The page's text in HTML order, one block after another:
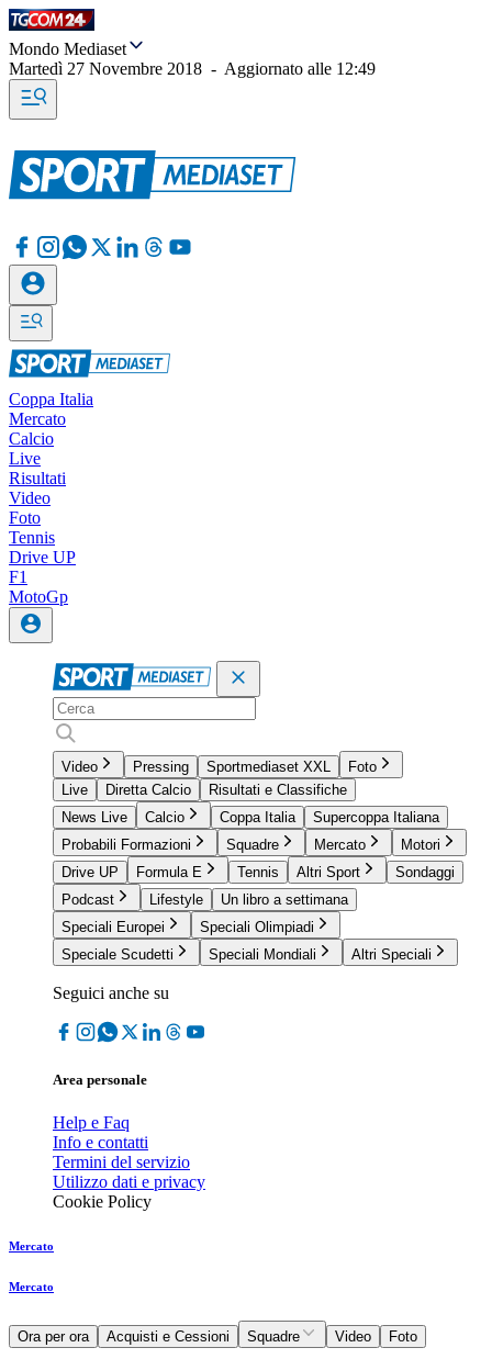
Mondo Mediaset
Martedì 27 Novembre 2018 - Aggiornato alle 12:49
Coppa Italia
Mercato
Calcio
Live
Risultati
Video
Foto
Tennis
Drive UP
F1
MotoGp
Video Pressing Sportmediaset XXL
Foto
Live
Diretta Calcio
Risultati e Classifiche
News Live
Calcio Coppa Italia
Supercoppa Italiana
Probabili Formazioni
Squadre Mercato
Motori
Drive UP
Formula E Tennis Altri Sport
Sondaggi
Podcast
Lifestyle
Un libro a settimana
Speciali Europei
Speciali Olimpiadi
Speciale Scudetti
Speciali Mondiali Altri Speciali
Seguici anche su
Area personale
Help e Faq
Info e contatti
Termini del servizio
Utilizzo dati e privacy
Cookie Policy
Mercato
Mercato
Ora per ora Acquisti e Cessioni Squadre Video Foto